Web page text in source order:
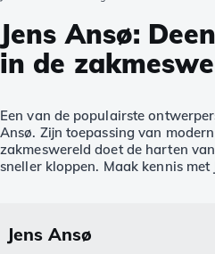
Jens Ansø:
in de
Een van de populairste
Ansø. Zijn toepassing van
zakmeswereld doet de harten
sneller kloppen. Maak kennis met
Jens Ansø